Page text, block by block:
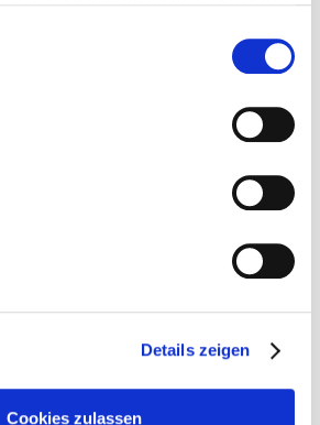
Details zeigen
Cookies zulassen